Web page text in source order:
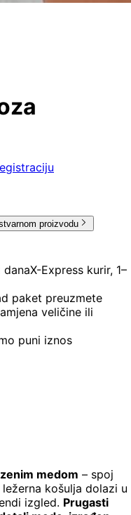
proizvodu
X-Express kurir, 1–
paket preuzmete
veličine ili
puni iznos
medom – spoj
košulja dolazi u
izgled. Prugasti